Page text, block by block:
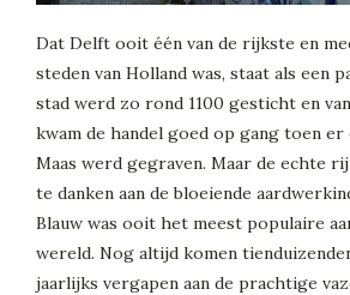
Dat Delft ooit één van de rijkste en
steden van Holland was, staat als een
stad werd zo rond 1100 gesticht en
kwam de handel goed op gang toen er
Maas werd gegraven. Maar de echte
te danken aan de bloeiende
Blauw was ooit het meest populaire
wereld. Nog altijd komen
jaarlijks vergapen aan de prachtige